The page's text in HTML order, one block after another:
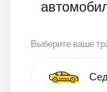
Выберите ваше
Тип